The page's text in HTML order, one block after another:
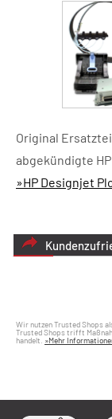
Original
abgekündigte
»HP Designjet
Wir nutzen Trusted Shops
Trusted Shops trifft
handelt. »Mehr